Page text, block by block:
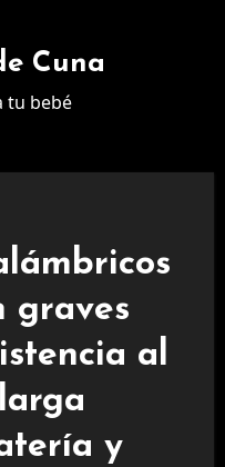
Cuna
tu bebé
graves
al
y